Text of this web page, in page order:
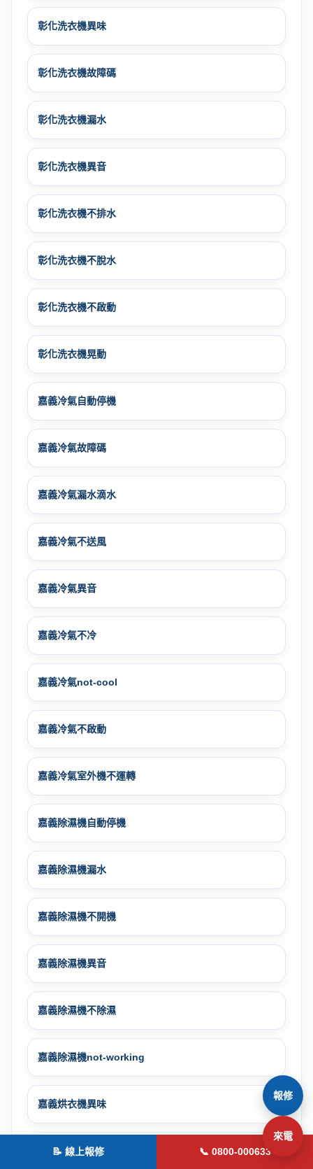
彰化洗衣機異味
彰化洗衣機故障碼
彰化洗衣機漏水
彰化洗衣機異音
彰化洗衣機不排水
彰化洗衣機不脫水
彰化洗衣機不啟動
彰化洗衣機晃動
嘉義冷氣自動停機
嘉義冷氣故障碼
嘉義冷氣漏水滴水
嘉義冷氣不送風
嘉義冷氣異音
嘉義冷氣不冷
嘉義冷氣not-cool
嘉義冷氣不啟動
嘉義冷氣室外機不運轉
嘉義除濕機自動停機
嘉義除濕機漏水
嘉義除濕機不開機
嘉義除濕機異音
嘉義除濕機不除濕
嘉義除濕機not-working
嘉義烘衣機異味
嘉義烘衣機異音
報修
來電
📝 線上報修
📞 0800-000633